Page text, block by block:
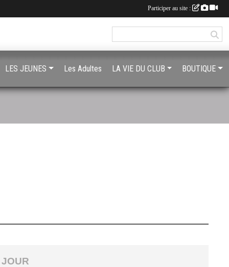
LES JEUNES Les Adultes LA VIE DU CLUB BOUTIQUE
Participer au site :